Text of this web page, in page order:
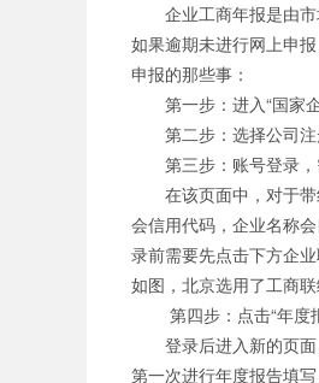
企业工商年报是由
如果逾期未进行网上申
申报的那些事：
第一步：进入“国家
第二步：选择公司
第三步：账号登录
在该页面中，对于
会信用代码，企业名称
录前需要先点击下方企
如图，北京选用了工商
第四步：点击“年度
登录后进入新的页
第一次进行年度报告填